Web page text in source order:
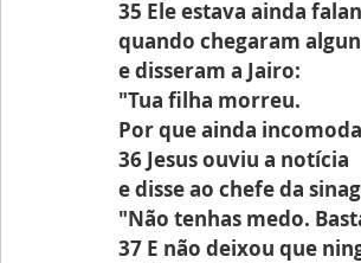
35 Ele estava ainda
quando chegaram
e disseram a Jairo:
"Tua filha morreu.
Por que ainda
36 Jesus ouviu a notícia
e disse ao chefe da
"Não tenhas medo.
37 E não deixou que